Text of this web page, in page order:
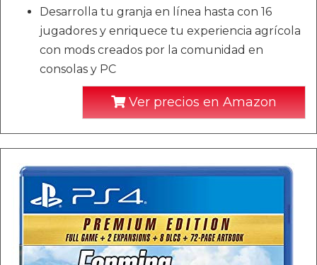
Desarrolla tu granja en línea hasta con 16
jugadores y enriquece tu experiencia agrícola
con mods creados por la comunidad en
consolas y PC
Ver precios en Amazon